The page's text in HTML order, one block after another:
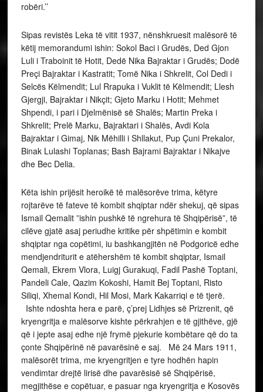
robëri.’’
Sipas revistës Leka të vitit 1937, nënshkruesit malësorë të
këtij memorandumi ishin: Sokol Baci i Grudës, Ded Gjon
Luli i Traboinit të Hotit, Dedë Nika Bajraktar i Grudës; Dodë
Preçi Bajraktar i Kastratit; Tomë Nika i Shkrelit, Col Dedi i
Selcës Këlmendit; Lul Rrapuka i Vuklit të Këlmendit; Llesh
Gjergji, Bajraktar i Nikçit; Gjeto Marku i Hotit; Mehmet
Shpendi, i pari i Djelmënisë së Shalës; Martin Preka i
Shkrelit; Prelë Marku, Bajraktari i Shalës, Avdi Kola
Bajraktar i Gimaj, Nik Mëhilli i Shllakut, Pup Çuni Prekalor,
Binak Lulashi Toplanas; Bash Bajrami Bajraktar i Nikajve
dhe Bec Delia.
Këta ishin prijësit heroikë të malësorëve trima, këtyre
rojtarëve të fateve të kombit shqiptar ndër shekuj, që sipas
Ismail Qemalit ”ishin pushkë të ngrehura të Shqipërisë”, të
cilëve gjatë asaj periudhe kritike për shpëtimin e kombit
shqiptar nga copëtimi, iu bashkangjitën në Podgoricë edhe
mendjendriturit e atëhershëm të kombit shqiptar, Ismail
Qemali, Ekrem Vlora, Luigj Gurakuqi, Fadil Pashë Toptani,
Pandeli Cale, Qazim Kokoshi, Hamit Bej Toptani, Risto
Siliqi, Xhemal Kondi, Hil Mosi, Mark Kakarriqi e të tjerë.
Ishte ndoshta hera e parë, ç’prej Lidhjes së Prizrenit, që
kryengritja e malësorve kishte përkrahjen e të gjithëve, gjë
që i jepte asaj edhe një frymë pjekurie kombëtare që do ta
çonte Shqipërinë në pavarësinë e saj. Më 24 Mars 1911,
malësorët trima, me kryengritjen e tyre hodhën hapin
vendimtar drejtë lirisë dhe pavarësisë së Shqipërisë,
megjithëse e copëtuar, e pasuar nga kryengritja e Kosovës